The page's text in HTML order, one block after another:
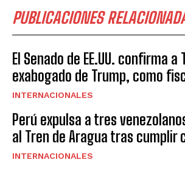
PUBLICACIONES
El Senado de EE.UU. confirma a
exabogado de Trump, como
INTERNACIONALES
Perú expulsa a tres
al Tren de Aragua tras cumplir
INTERNACIONALES